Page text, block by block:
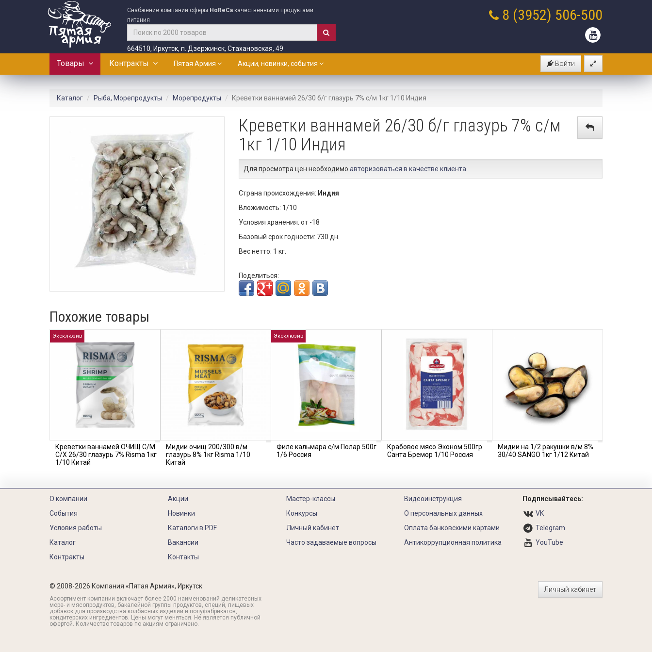
Снабжение компаний сферы HoReCa качественными продуктами
питания
664510, Иркутск, п. Дзержинск, Стахановская, 49
8 (3952) 506-500
Войти
Товары Контракты Пятая Армия Акции, новинки, события
Каталог Рыба, Морепродукты Морепродукты Креветки ваннамей 26/30 б/г глазурь 7% с/м 1кг 1/10 Индия
Креветки ваннамей 26/30 б/г глазурь 7% с/м
1кг 1/10 Индия
Для просмотра цен необходимо авторизоваться в качестве клиента
Страна происхождения: Индия
Вложимость: 1/10
Условия хранения: от -18
Базовый срок годности: 730 дн.
Вес нетто: 1 кг.
Поделиться:
Похожие товары
Эксклюзив
Креветки ваннамей ОЧИЩ С/М
С/Х 26/30 глазурь 7% Risma 1кг
1/10 Китай
Мидии очищ 200/300 в/м
глазурь 8% 1кг Risma 1/10
Китай
Эксклюзив
Филе кальмара с/м Полар 500г
1/6 Россия
Крабовое мясо Эконом 500гр
Санта Бремор 1/10 Россия
Мидии на 1/2 ракушки в/м 8%
30/40 SANGO 1кг 1/12 Китай
О компании
События
Условия работы
Каталог
Контракты
Акции
Новинки
Каталоги в PDF
Вакансии
Контакты
Мастер-классы
Конкурсы
Личный кабинет
Часто задаваемые вопросы
Видеоинструкция
О персональных данных
Оплата банковскими картами
Антикоррупционная политика
Подписывайтесь:
VK
Telegram
YouTube
© 2008-2026 Компания «Пятая Армия», Иркутск
Ассортимент компании включает более 2000 наименований деликатесных
море- и мясопродуктов, бакалейной группы продуктов, специй, пищевых
добавок для производства колбасных изделий и полуфабрикатов,
кондитерских ингредиентов. Цены могут меняться. Не является публичной
офертой. Количество товаров по акциям ограничено.
Личный кабинет